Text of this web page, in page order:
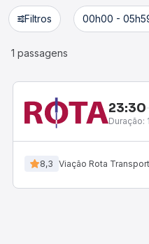
Filtros 00h00 -
1 passagens
23:30
Duração:
8,3 Viação Rota